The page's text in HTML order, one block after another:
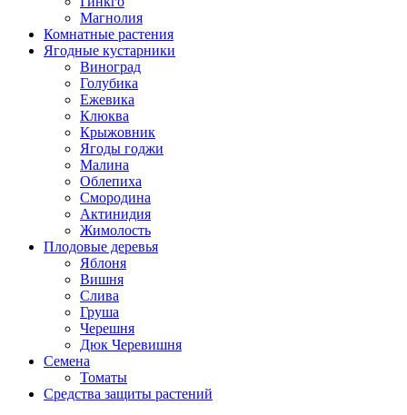
Магнолия
Комнатные растения
Ягодные кустарники
Виноград
Голубика
Ежевика
Клюква
Крыжовник
Ягоды годжи
Малина
Облепиха
Смородина
Актинидия
Жимолость
Плодовые деревья
Яблоня
Вишня
Слива
Груша
Черешня
Дюк Черевишня
Семена
Томаты
Средства защиты растений